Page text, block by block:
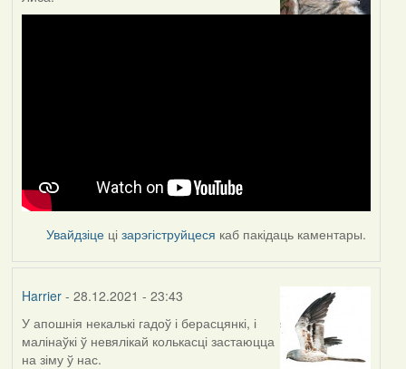
Увайдзіце цізарэгіструйцеся каб пакідаць каментары.
Harrier- 28.12.2021 - 23:43
У апошнія некалькі гадоў і берасцянкі, і
малінаўкі ў невялікай колькасці застаюцца
на зіму ў нас.